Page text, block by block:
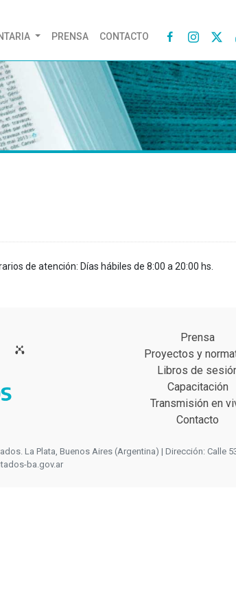
PRENSA CONTACTO 
de atención: Días hábiles de 8:00 a 20:00 hs.

Prensa
Proyectos y
Libros de
Capacitación
Transmisión en
Contacto
La Plata, Buenos Aires (Argentina) | Dirección: Calle
ba.gov.ar